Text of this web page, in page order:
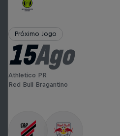
Próximo Jogo
15Ago
Athletico PR
Red Bull Bragantino